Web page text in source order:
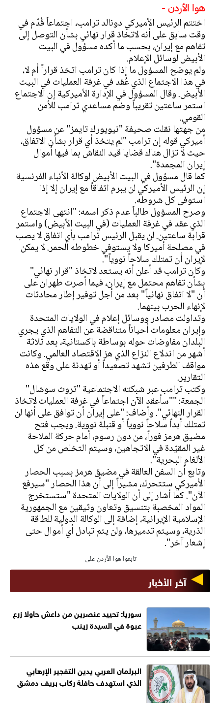
هوا الأردن -
اختتم الرئيس الأميركي دونالد ترامب، اجتماعاً قُدّم في
وقت سابق على أنه لاتخاذ قرار نهائي بشأن التوصل إلى
تفاهم مع إيران، بحسب ما أكده مسؤول في البيت
الأبيض لوسائل الإعلام.
ولم يوضح المسؤول ما إذا كان ترامب اتخذ قراراً أم لا،
في هذا الاجتماع الذي عُقد في غرفة العمليات في البيت
الأبيض. وقال المسؤول في الإدارة الأميركية إن الاجتماع
استمر ساعتين تقريباً وضم مساعدي ترامب للأمن
القومي.
من جهتها نقلت صحيفة "نيويورك تايمز" عن مسؤول
أميركي قوله إن ترامب "لم يتخذ أي قرار بشأن الاتفاق،
حيث لا تزال هناك قضايا قيد النقاش بما فيها أموال
إيران المجمدة".
كما قال مسؤول في البيت الأبيض لوكالة الأنباء الفرنسية
إن الرئيس الأميركي لن يبرم اتفاقاً مع إيران إلا إذا
استوفى كل شروطه.
وصرح المسؤول طالباً عدم ذكر اسمه: "انتهى الاجتماع
الذي عقد في غرفة العمليات (في البيت الأبيض) واستمر
قرابة ساعتين. لن يقبل الرئيس ترامب بأي اتفاق لا يصب
في مصلحة أميركا ولا يستوفي خطوطه الحمر. لا يمكن
لإيران أن تمتلك سلاحاً نووياً".
وكان ترامب قد أعلن أنه يستعد لاتخاذ "قرار نهائي"
بشأن تفاهم محتمل مع إيران، فيما أصرت طهران على
أن "لا اتفاق نهائياً" بعد من أجل توفير إطار محادثات
لإنهاء الحرب بينهما.
وتداولت مصادر ووسائل إعلام في الولايات المتحدة
وإيران معلومات أحياناً متناقضة عن التفاهم الذي يجري
البلدان مفاوضات حوله بوساطة باكستانية، بعد ثلاثة
أشهر من اندلاع النزاع الذي هز الاقتصاد العالمي. وكانت
مواقف الطرفين تشهد تصعيداً أو تهدئة على وقع هذه
التقارير.
وكتب ترامب عبر شبكته الاجتماعية "تروث سوشال"
الجمعة: ""سأعقد الآن اجتماعاً في غرفة العمليات لاتخاذ
القرار النهائي". وأضاف: "على إيران أن توافق على أنها لن
تمتلك أبداً سلاحاً نووياً أو قنبلة نووية. ويجب فتح
مضيق هرمز فوراً، من دون رسوم، أمام حركة الملاحة
غير المقيّدة في الاتجاهين، وسيتم التخلص من كل
الألغام البحرية".
وتابع أن السفن العالقة في مضيق هرمز بسبب الحصار
الأميركي ستتحرك، مشيراً إلى أن هذا الحصار "سيرفع
الآن". كما أشار إلى أن الولايات المتحدة "ستستخرج
المواد المخصبة بتنسيق وتعاون وثيقين مع الجمهورية
الإسلامية الإيرانية، إضافة إلى الوكالة الدولية للطاقة
الذرية، وسيتم تدميرها، ولن يتم تبادل أي أموال حتى
إشعار آخر".
تابعوا هوا الأردن على
آخر الأخبار
سوريا: تحييد عنصرين من داعش حاولا زرع
عبوة في السيدة زينب
البرلمان العربي يدين التفجير الإرهابي
الذي استهدف حافلة ركاب بريف دمشق